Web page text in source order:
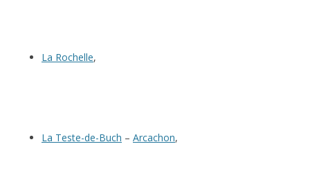
La Rochelle,
La Teste-de-Buch – Arcachon,